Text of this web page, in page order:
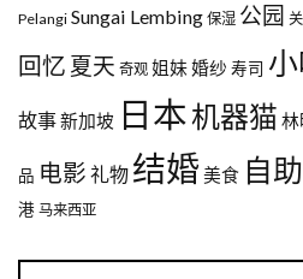
Pelangi Sungai Lembing 保湿 公园
回忆 夏天 奇观 姐妹婚纱 寿司
故事新加坡 日本机器猫 林
品 电影 礼物 结婚美食 自
港 马来西亚